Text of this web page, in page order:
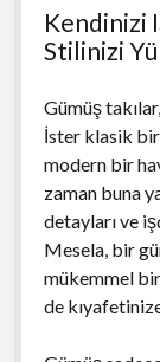
Kendinizi
Stilinizi
Gümüş
İster klasik
modern bir
zaman buna
detayları ve
Mesela, bir
mükemmel
de